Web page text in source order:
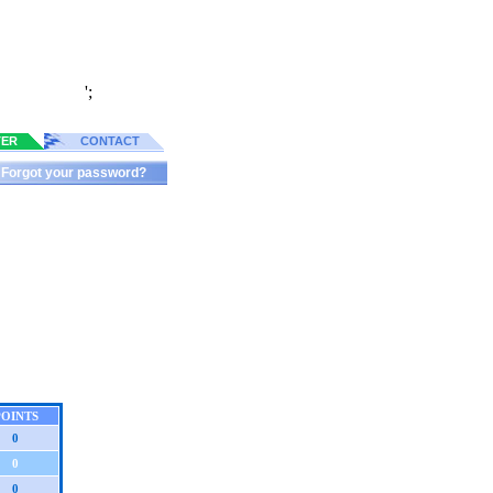
';
CONTACT
Forgot your password?
0
0
0